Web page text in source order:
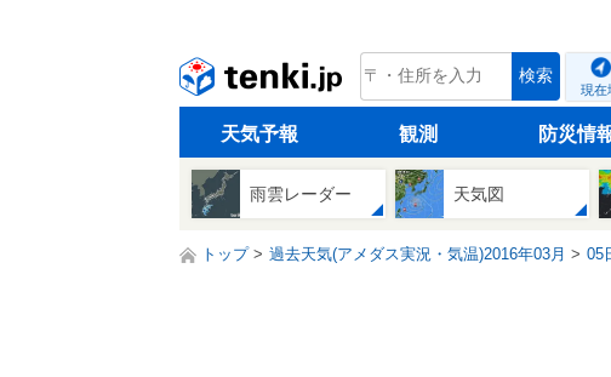
tenki.jp 検索
現在
天気予報 観測 防災情
雨雲レーダー 天気図
トップ 過去天気(アメダス実況・気温)2016年03月 05